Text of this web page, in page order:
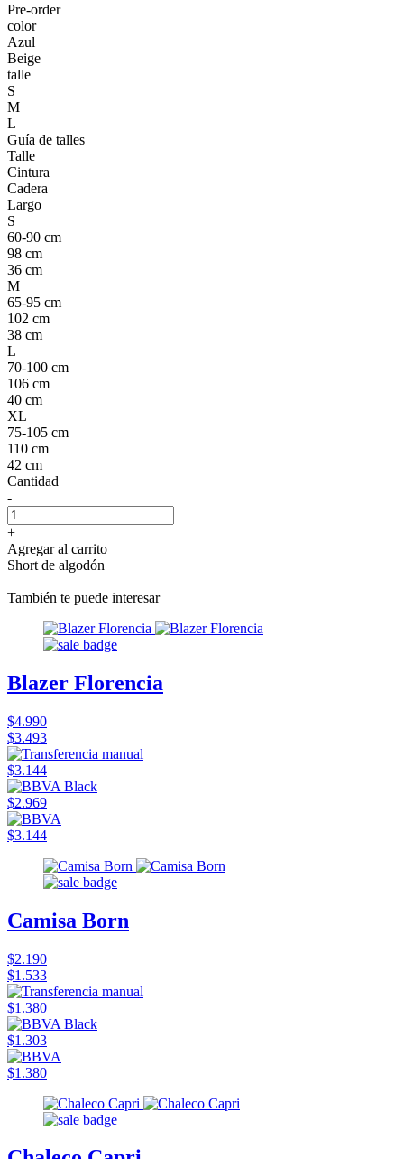
Pre-order
color
Azul
Beige
talle
S
M
L
Guía de talles
Talle
Cintura
Cadera
Largo
S
60-90 cm
98 cm
36 cm
M
65-95 cm
102 cm
38 cm
L
70-100 cm
106 cm
40 cm
XL
75-105 cm
110 cm
42 cm
Cantidad
-
+
Agregar al carrito
Short de algodón
También te puede interesar
Blazer Florencia
$4.990
$3.493
$3.144
$2.969
$3.144
Camisa Born
$2.190
$1.533
$1.380
$1.303
$1.380